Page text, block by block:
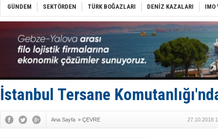
TÜRKLİM
SOCAR da
D-Marin,
Van’da
TAYK -
GÜNDEM SEKTÖRDEN TÜRK BOĞAZLARI DENİZ KAZALARI IMO
İstanbul Tersane
Ana Sayfa » ÇEVRE 27.10.2018